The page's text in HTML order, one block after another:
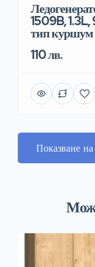
1509B,
тип куршум
110 лв.
Показване